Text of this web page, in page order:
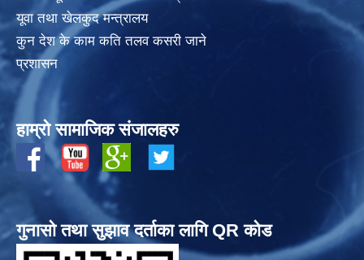
यूवा तथा खेलकुद मन्त्रालय
कुन देश के काम कति तलव कसरी जाने
प्रशासन
हाम्रो सामाजिक संजालहरु
गुनासो तथा सुझाव दर्ताका लागि QR कोड